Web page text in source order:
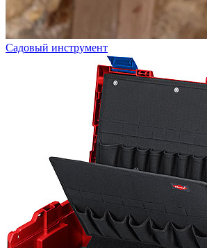
Садовый инструмент